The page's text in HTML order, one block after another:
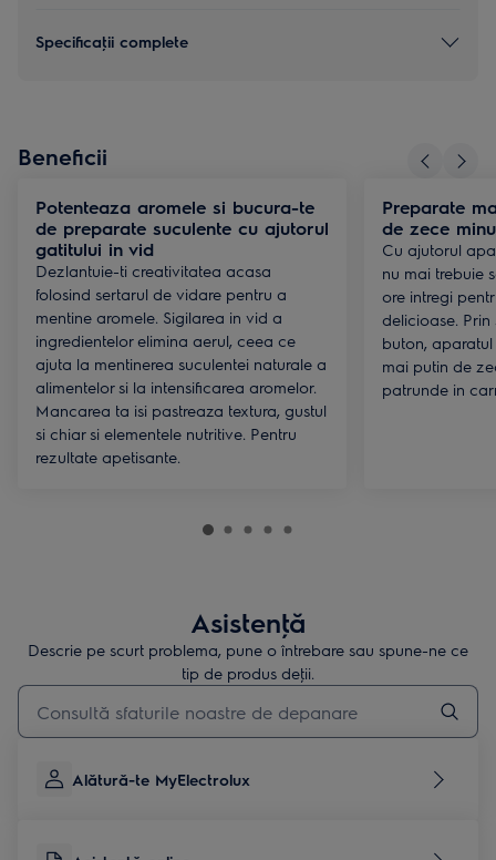
Specificaţii complete
Beneficii
Potenteaza aromele si bucura-te
de preparate suculente cu ajutorul
gatitului in vid
Dezlantuie-ti creativitatea acasa
folosind sertarul de vidare pentru a
mentine aromele. Sigilarea in vid a
ingredientelor elimina aerul, ceea ce
ajuta la mentinerea suculentei naturale a
alimentelor si la intensificarea aromelor.
Mancarea ta isi pastreaza textura, gustul
si chiar si elementele nutritive. Pentru
rezultate apetisante.
Preparate
de zece
Cu ajutorul
nu mai trebuie
ore intregi
delicioase.
buton,
mai putin de
patrunde in
Asistenţă
Descrie pe scurt problema, pune o întrebare sau spune-ne ce
tip de produs deţii.
Type to search for support articles
Alătură-te MyElectrolux